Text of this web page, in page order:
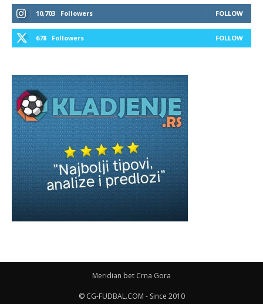
10,703 Followers FOLLOW
678 Followers FOLLOW
Meridian bet Crna Gora
© CG-FUDBAL.COM - Since 2010